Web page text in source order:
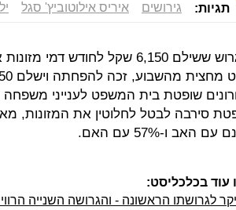
תגיות: גירושים איריס אילוטוביץ' סגל
אב גרוש ששילם 6,150 שקל
שופטת בית המשפט לענייני משפחה
האב ו-57% עם האם.
עוד בכלכליסט:
לגרושתו הראשונה - והגרושה השנייה